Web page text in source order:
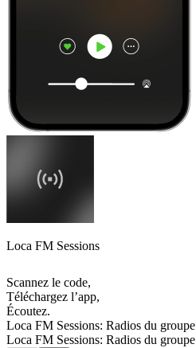
Loca FM Sessions
Scannez le code,
Téléchargez l’app,
Écoutez.
Loca FM Sessions: Radios du groupe
Loca FM Sessions: Radios du groupe